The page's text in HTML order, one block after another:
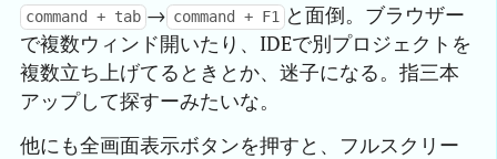
command + tab → command + F1 と面倒。ブラウザー
で複数ウィンド開いたり、IDEで別プロジェクトを
複数立ち上げてるときとか、迷子になる。指三本
アップして探すーみたいな。
他にも全画面表示ボタンを押すと、フルスクリー